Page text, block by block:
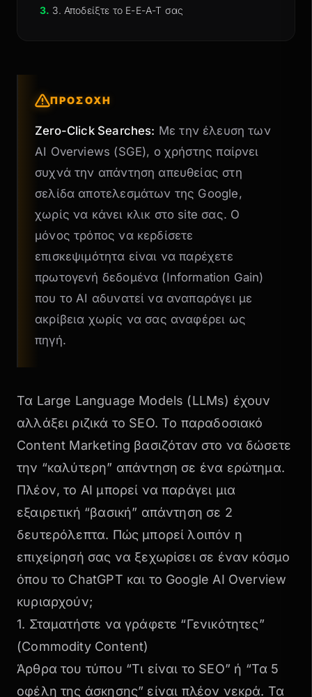
3. 3. Αποδείξτε το E-E-A-T σας
ΠΡΟΣΟΧΗ
Zero-Click Searches: Με την έλευση των
AI Overviews (SGE), ο χρήστης παίρνει
συχνά την απάντηση απευθείας στη
σελίδα αποτελεσμάτων της Google,
χωρίς να κάνει κλικ στο site σας. Ο
μόνος τρόπος να κερδίσετε
επισκεψιμότητα είναι να παρέχετε
πρωτογενή δεδομένα (Information Gain)
που το AI αδυνατεί να αναπαράγει με
ακρίβεια χωρίς να σας αναφέρει ως
πηγή.
Τα Large Language Models (LLMs) έχουν
αλλάξει ριζικά το SEO. Το παραδοσιακό
Content Marketing βασιζόταν στο να δώσετε
την “καλύτερη” απάντηση σε ένα ερώτημα.
Πλέον, το AI μπορεί να παράγει μια
εξαιρετική “βασική” απάντηση σε 2
δευτερόλεπτα. Πώς μπορεί λοιπόν η
επιχείρησή σας να ξεχωρίσει σε έναν κόσμο
όπου το ChatGPT και το Google AI Overview
κυριαρχούν;
1. Σταματήστε να γράφετε “Γενικότητες”
(Commodity Content)
Άρθρα του τύπου “Τι είναι το SEO” ή “Τα 5
οφέλη της άσκησης” είναι πλέον νεκρά. Τα